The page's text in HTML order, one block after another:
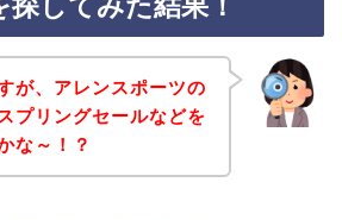
が、アレンスポーツの
プリングセールなどを
な～！？